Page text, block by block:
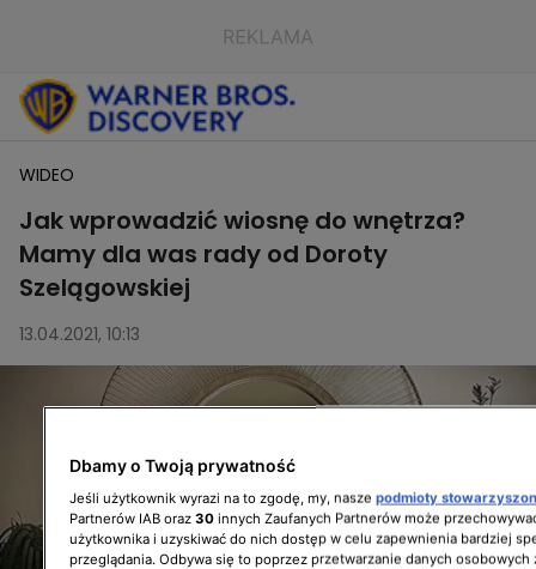
WIDEO
Jak wprowadzić wiosnę do wnętrza?
Mamy dla was rady od Doroty
Szelągowskiej
13.04.2021, 10:13
Dbamy o Twoją prywatność
Jeśli użytkownik wyrazi na to zgodę, my, nasze podmioty
Partnerów IAB oraz 30 innych Zaufanych Partnerów może
użytkownika i uzyskiwać do nich dostęp w celu zapewnienia bardziej
przeglądania. Odbywa się to poprzez przetwarzanie danych osobowych